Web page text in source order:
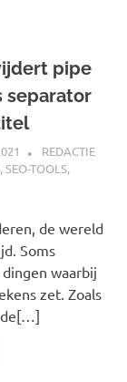
pipe
separator
REDACTIE
,SEO-TOOLS,
de wereld
Soms
waarbij
zet. Zoals
de[…]